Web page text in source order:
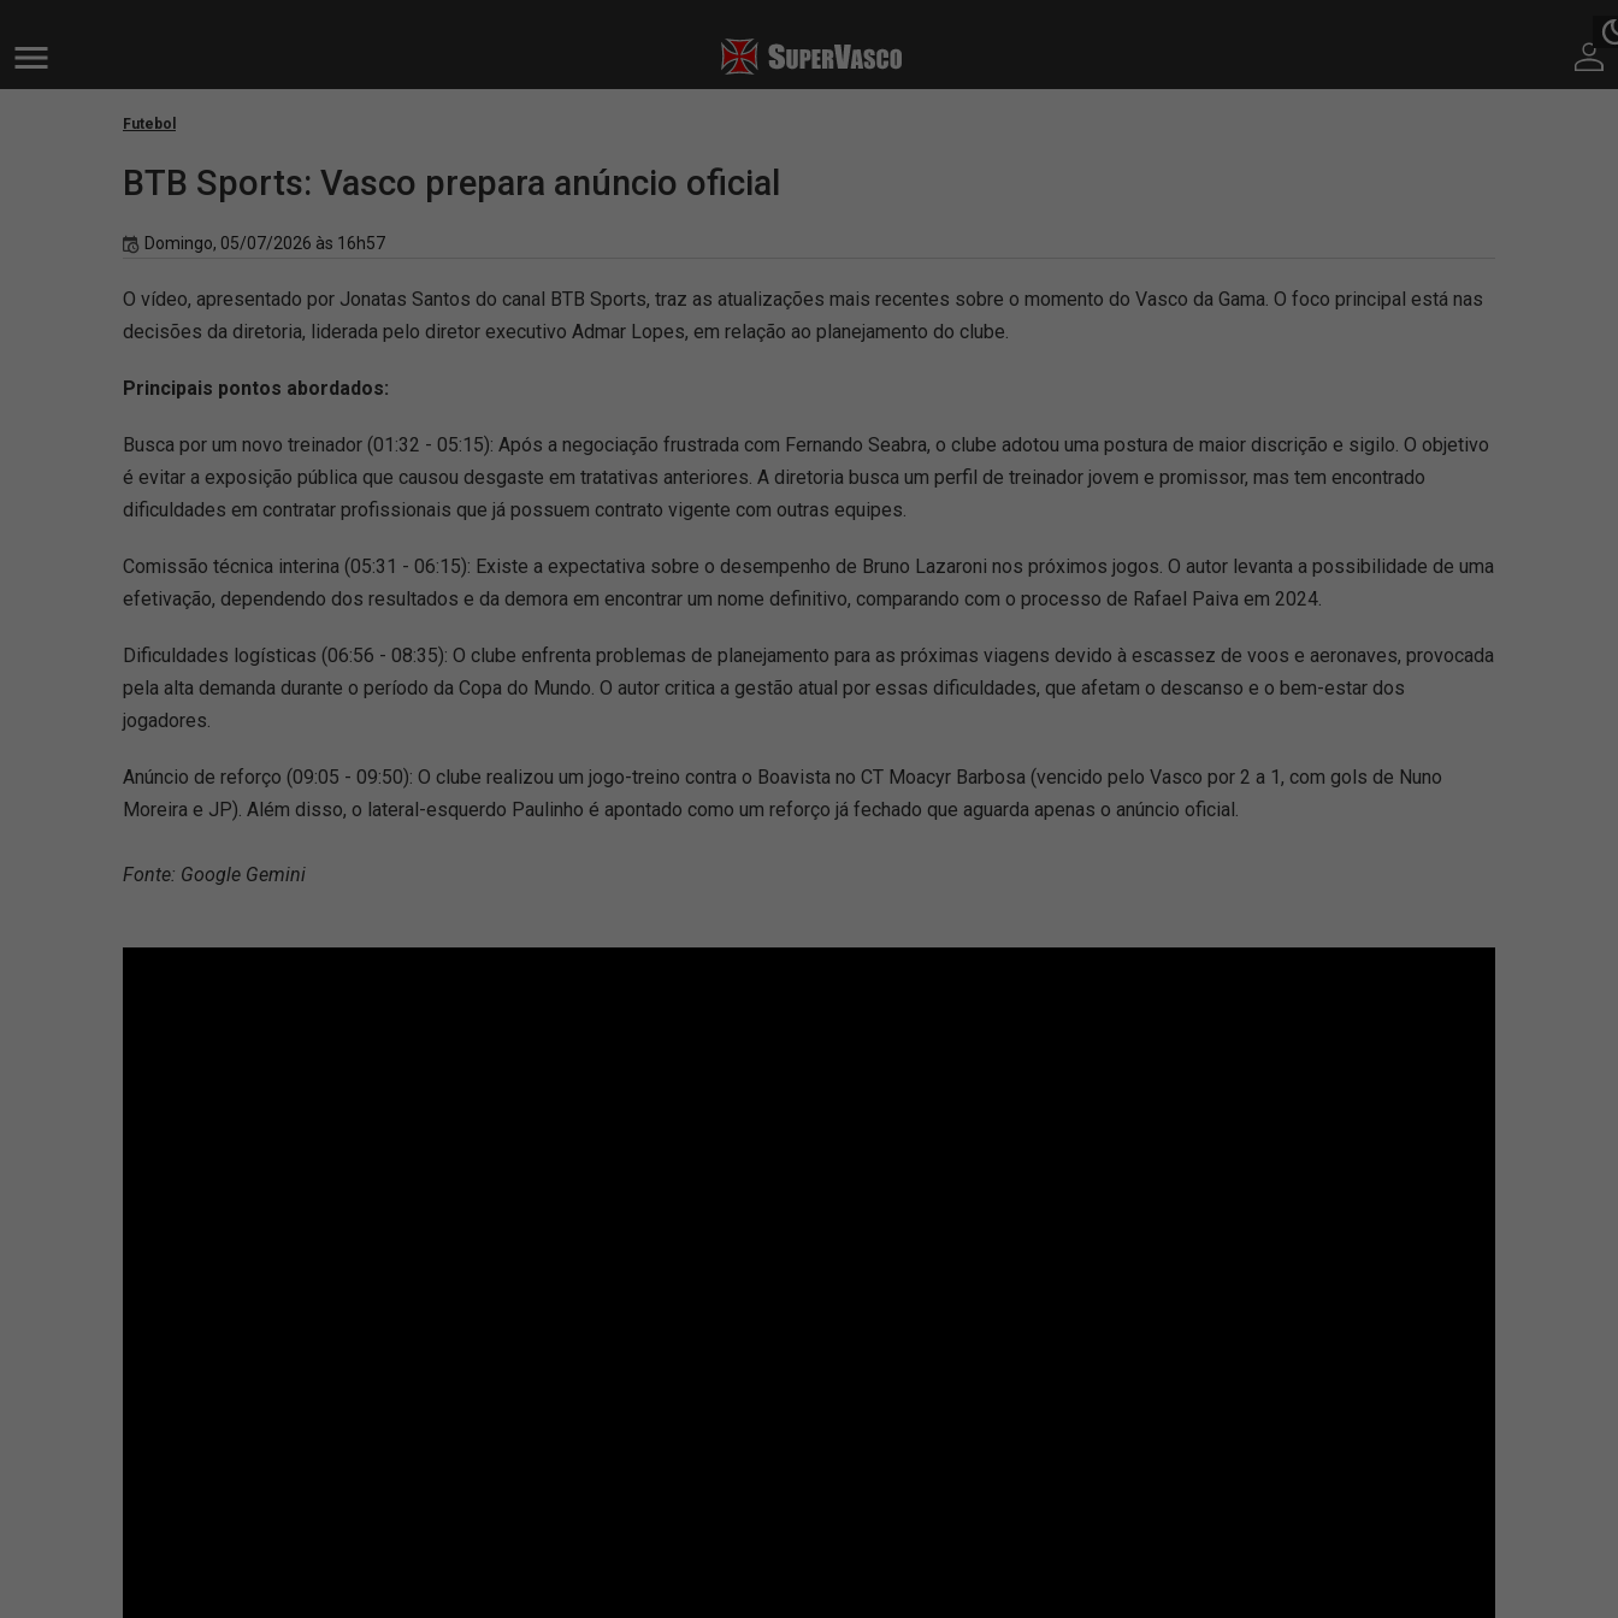
Futebol
BTB Sports: Vasco prepara anúncio oficial
Domingo, 05/07/2026 às 16h57
O vídeo, apresentado por Jonatas Santos do canal BTB Sports, traz as atualizações mais recentes sobre o momento do Vasco da Gama. O foco principal está nas
decisões da diretoria, liderada pelo diretor executivo Admar Lopes, em relação ao planejamento do clube.
Principais pontos abordados:
Busca por um novo treinador (01:32 - 05:15): Após a negociação frustrada com Fernando Seabra, o clube adotou uma postura de maior discrição e sigilo. O objetivo
é evitar a exposição pública que causou desgaste em tratativas anteriores. A diretoria busca um perfil de treinador jovem e promissor, mas tem encontrado
dificuldades em contratar profissionais que já possuem contrato vigente com outras equipes.
Comissão técnica interina (05:31 - 06:15): Existe a expectativa sobre o desempenho de Bruno Lazaroni nos próximos jogos. O autor levanta a possibilidade de uma
efetivação, dependendo dos resultados e da demora em encontrar um nome definitivo, comparando com o processo de Rafael Paiva em 2024.
Dificuldades logísticas (06:56 - 08:35): O clube enfrenta problemas de planejamento para as próximas viagens devido à escassez de voos e aeronaves, provocada
pela alta demanda durante o período da Copa do Mundo. O autor critica a gestão atual por essas dificuldades, que afetam o descanso e o bem-estar dos
jogadores.
Anúncio de reforço (09:05 - 09:50): O clube realizou um jogo-treino contra o Boavista no CT Moacyr Barbosa (vencido pelo Vasco por 2 a 1, com gols de Nuno
Moreira e JP). Além disso, o lateral-esquerdo Paulinho é apontado como um reforço já fechado que aguarda apenas o anúncio oficial.
Fonte: Google Gemini